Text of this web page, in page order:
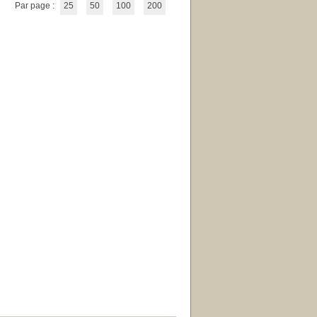
Par page : 25 50 100 200